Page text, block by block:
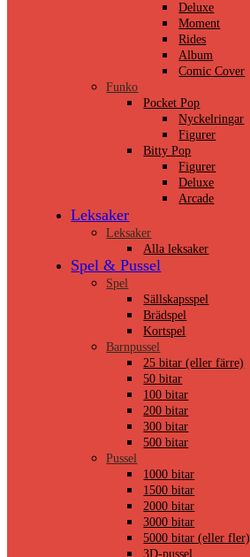
Deluxe
Moment
Rides
Album
Comic Cover
Funko
Pocket Pop
Nyckelringar
Figurer
Bitty Pop
Figurer
Deluxe
Arcade
Leksaker
Leksaker
Alla leksaker
Spel & Pussel
Spel
Sällskapsspel
Brädspel
Kortspel
Barnpussel
25 bitar (eller färre)
50 bitar
100 bitar
200 bitar
300 bitar
500 bitar
Pussel
1000 bitar
1500 bitar
2000 bitar
3000 bitar
5000 bitar (eller fler)
3D-pussel